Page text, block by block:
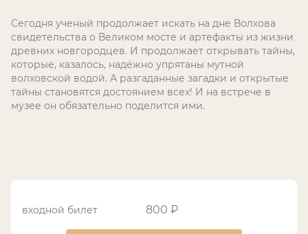
Сегодня ученый продолжает искать на дне Волхова
свидетельства о Великом мосте и артефакты из жизни
древних новгородцев. И продолжает открывать тайны,
которые, казалось, надёжно упрятаны мутной
волховской водой. А разгаданные загадки и открытые
тайны становятся достоянием всех! И на встрече в
музее он обязательно поделится ими.
входной билет 800 ₽